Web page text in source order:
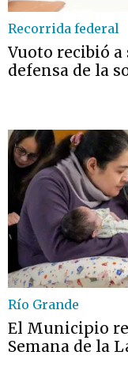
Recorrida federal
Vuoto recibió a
defensa de la
Río Grande
El Municipio
Semana de la